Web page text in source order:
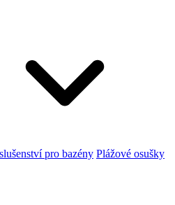
pro bazény Plážové osušky